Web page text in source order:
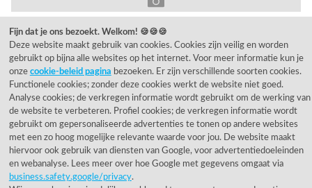
© 1955 - 2026 Rietveld Licht B.V.
Fijn dat je ons bezoekt. Welkom! 🍪🍪🍪
Deze website maakt gebruik van cookies. Cookies zijn veilig en worden
gebruikt op bijna alle websites op het internet. Voor meer informatie kun je
onze cookie-beleid pagina bezoeken. Er zijn verschillende soorten cookies.
Functionele cookies; zonder deze cookies werkt de website niet goed.
Analyse cookies; de verkregen informatie wordt gebruikt om de werking van
de website te verbeteren. Profiel cookies; de verkregen informatie wordt
gebruikt om gepersonaliseerde advertenties te tonen op andere websites
met een zo hoog mogelijke relevante waarde voor jou. De website maakt
hiervoor ook gebruik van diensten van Google, voor advertentiedoeleinden
en webanalyse. Lees meer over hoe Google met gegevens omgaat via
business.safety.google/privacy.